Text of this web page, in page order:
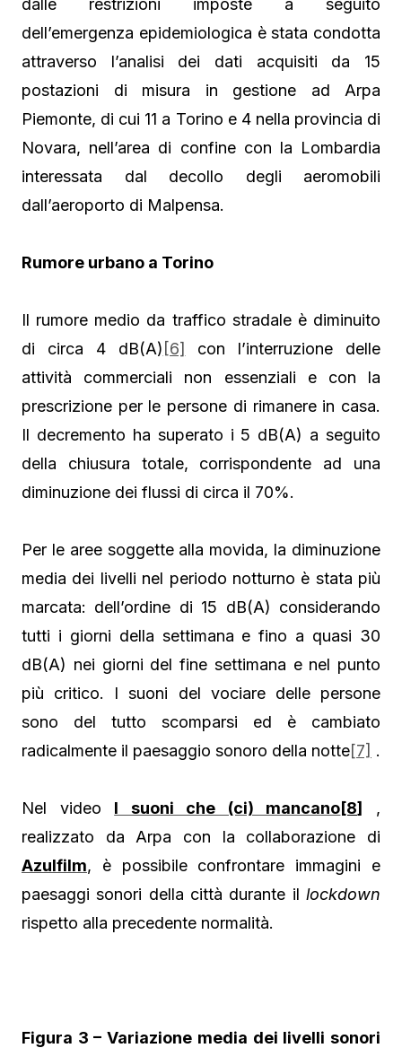
dell’emergenza epidemiologica è stata condotta
attraverso l’analisi dei dati acquisiti da 15
postazioni di misura in gestione ad Arpa
Piemonte, di cui 11 a Torino e 4 nella provincia di
Novara, nell’area di confine con la Lombardia
interessata dal decollo degli aeromobili
dall’aeroporto di Malpensa.
Rumore urbano a Torino
Il rumore medio da traffico stradale è diminuito
di circa 4 dB(A) [6] con l’interruzione delle
attività commerciali non essenziali e con la
prescrizione per le persone di rimanere in casa.
Il decremento ha superato i 5 dB(A) a seguito
della chiusura totale, corrispondente ad una
diminuzione dei flussi di circa il 70%.
Per le aree soggette alla movida, la diminuzione
media dei livelli nel periodo notturno è stata più
marcata: dell’ordine di 15 dB(A) considerando
tutti i giorni della settimana e fino a quasi 30
dB(A) nei giorni del fine settimana e nel punto
più critico. I suoni del vociare delle persone
sono del tutto scomparsi ed è cambiato
radicalmente il paesaggio sonoro della notte[7] .
Nel video I suoni che (ci) mancano[8] ,
realizzato da Arpa con la collaborazione di
Azulfilm, è possibile confrontare immagini e
paesaggi sonori della città durante il lockdown
rispetto alla precedente normalità.
Figura 3 – Variazione media dei livelli sonori